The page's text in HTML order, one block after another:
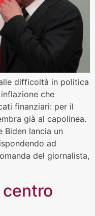
difficoltà in politica
che
finanziari: per il
già al capolinea.
Biden lancia un
ad
del giornalista,
centro